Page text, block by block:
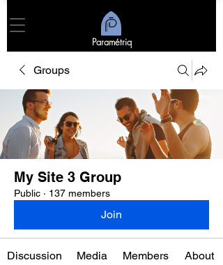
Paramétriq
Groups
My Site 3 Group
Public · 137 members
Join
Discussion Media Members About